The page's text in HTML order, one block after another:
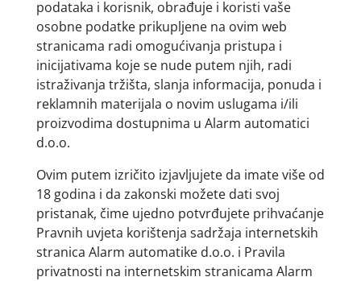
podataka i korisnik, obrađuje i koristi vaše
osobne podatke prikupljene na ovim web
stranicama radi omogućivanja pristupa i
inicijativama koje se nude putem njih, radi
istraživanja tržišta, slanja informacija, ponuda i
reklamnih materijala o novim uslugama i/ili
proizvodima dostupnima u Alarm automatici
d.o.o.
Ovim putem izričito izjavljujete da imate više od
18 godina i da zakonski možete dati svoj
pristanak, čime ujedno potvrđujete prihvaćanje
Pravnih uvjeta korištenja sadržaja internetskih
stranica Alarm automatike d.o.o. i Pravila
privatnosti na internetskim stranicama Alarm